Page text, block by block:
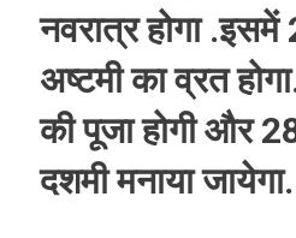
नवरात्र होगा
अष्टमी का व्रत
की पूजा होगी और
दशमी मनाया जायेगा.